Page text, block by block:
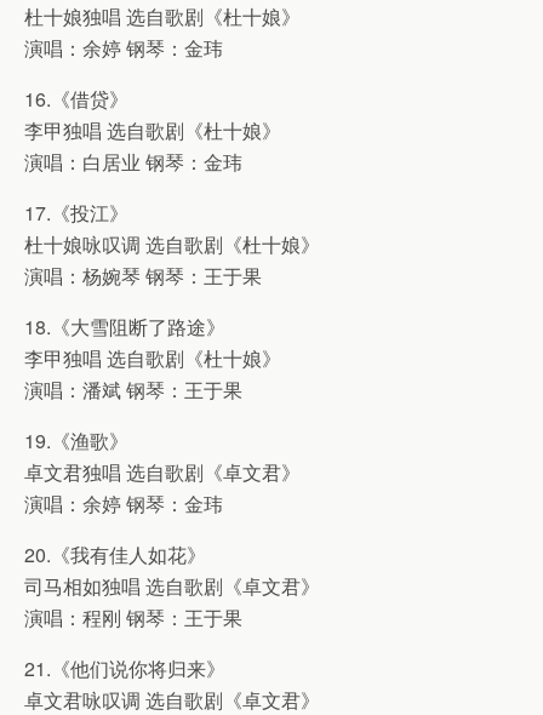
杜十娘独唱 选自歌剧《杜十娘》
演唱：余婷 钢琴：金玮
16.《借贷》
李甲独唱 选自歌剧《杜十娘》
演唱：白居业 钢琴：金玮
17.《投江》
杜十娘咏叹调 选自歌剧《杜十娘》
演唱：杨婉琴 钢琴：王于果
18.《大雪阻断了路途》
李甲独唱 选自歌剧《杜十娘》
演唱：潘斌 钢琴：王于果
19.《渔歌》
卓文君独唱 选自歌剧《卓文君》
演唱：余婷 钢琴：金玮
20.《我有佳人如花》
司马相如独唱 选自歌剧《卓文君》
演唱：程刚 钢琴：王于果
21.《他们说你将归来》
卓文君咏叹调 选自歌剧《卓文君》